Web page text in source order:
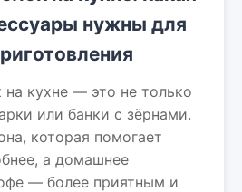
нужны для
на кухне — это не только
или банки с зёрнами.
которая помогает
а домашнее
— более приятным и